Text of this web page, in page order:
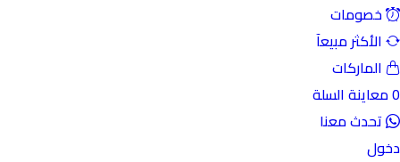
مبيعآ
السلة
معنا